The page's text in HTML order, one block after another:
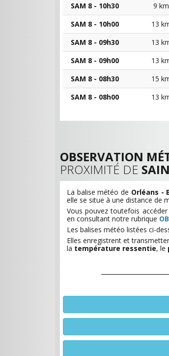
SAM 8 - 10h30
9
SAM 8 - 10h00
13
SAM 8 - 09h30
13
SAM 8 - 09h00
13
SAM 8 - 08h30
15
SAM 8 - 08h00
13
OBSERVATION
PROXIMITÉ DE
La balise météo de Orléans -
elle se situe à une distance de
Vous pouvez toutefois
en consultant notre rubrique
Les balises météo listées ci-
Elles enregistrent et
la température ressentie, le